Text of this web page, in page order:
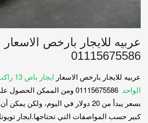
عربيه للايجار بارخص الاسعار
01115675586
عربيه للايجار بارخص الاسعار
ايجار
الواحد
01115675586 ومن الممكن
بسعر يبدأ من 20 دولار في اليوم، ولكن
كبير حسب المواصفات التي تحتاجها.ايجار